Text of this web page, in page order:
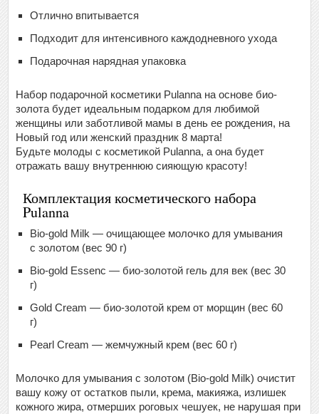
Отлично впитывается
Подходит для интенсивного каждодневного ухода
Подарочная нарядная упаковка
Набор подарочной косметики Pulanna на основе био-
золота будет идеальным подарком для любимой
женщины или заботливой мамы в день ее рождения, на
Новый год или женский праздник 8 марта!
Будьте молоды с косметикой Pulanna, а она будет
отражать вашу внутреннюю сияющую красоту!
Комплектация косметического набора
Pulanna
Bio-gold Milk — очищающее молочко для умывания
с золотом (вес 90 г)
Bio-gold Essenc — био-золотой гель для век (вес 30
г)
Gold Cream — био-золотой крем от морщин (вес 60
г)
Pearl Cream — жемчужный крем (вес 60 г)
Молочко для умывания с золотом (Bio-gold Milk) очистит
вашу кожу от остатков пыли, крема, макияжа, излишек
кожного жира, отмерших роговых чешуек, не нарушая при